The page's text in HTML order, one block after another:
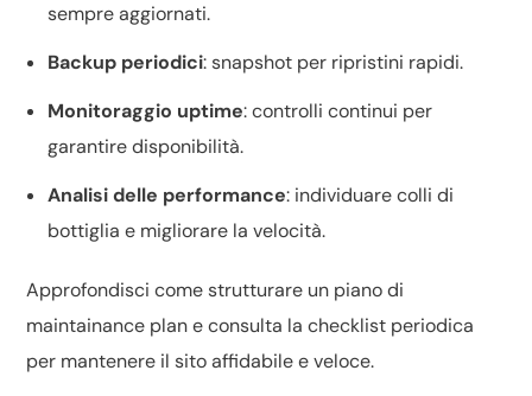
sempre aggiornati.
Backup periodici: snapshot per ripristini rapidi.
Monitoraggio uptime: controlli continui per
garantire disponibilità.
Analisi delle performance: individuare colli di
bottiglia e migliorare la velocità.
Approfondisci come strutturare un piano di
maintainance plane consulta lachecklist periodica
per mantenere il sito affidabile e veloce.